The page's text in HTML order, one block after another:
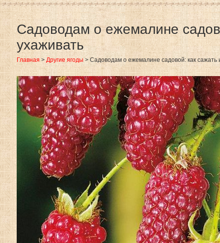
Садоводам о ежемалине
ухаживать
Главная >Другие ягоды>Садоводам о ежемалине садовой: как сажать